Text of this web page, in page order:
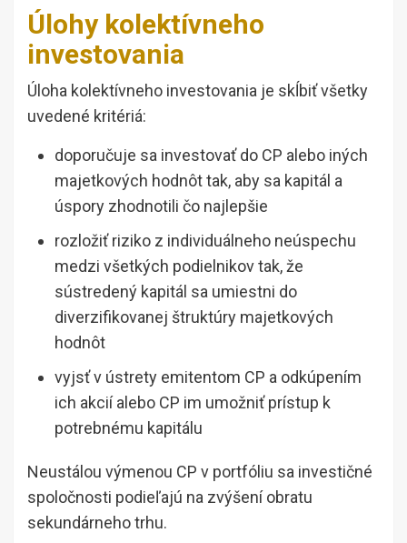
Úlohy kolektívneho
investovania
Úloha kolektívneho investovania je skĺbiť všetky
uvedené kritériá:
doporučuje sa investovať do CP alebo iných
majetkových hodnôt tak, aby sa kapitál a
úspory zhodnotili čo najlepšie
rozložiť riziko z individuálneho neúspechu
medzi všetkých podielnikov tak, že
sústredený kapitál sa umiestni do
diverzifikovanej štruktúry majetkových
hodnôt
vyjsť v ústrety emitentom CP a odkúpením
ich akcií alebo CP im umožniť prístup k
potrebnému kapitálu
Neustálou výmenou CP v portfóliu sa investičné
spoločnosti podieľajú na zvýšení obratu
sekundárneho trhu.